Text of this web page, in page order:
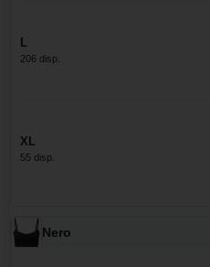
L
206 disp.
XL
55 disp.
Nero